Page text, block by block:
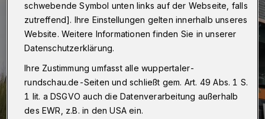
schwebende Symbol unten links auf der Webseite, falls
zutreffend]. Ihre Einstellungen gelten innerhalb unseres
Website. Weitere Informationen finden Sie in unserer
Datenschutzerklärung.
Ihre Zustimmung umfasst alle wuppertaler-
rundschau.de-Seiten und schließt gem. Art. 49 Abs. 1 S.
1 lit. a DSGVO auch die Datenverarbeitung außerhalb
des EWR, z.B. in den USA ein.